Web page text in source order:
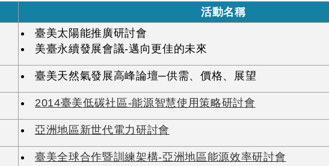
活動名稱
臺美太陽能推廣研討會
美臺永續發展會議-邁向更佳的未來
臺美天然氣發展高峰論壇─供需、價格、展望
2014臺美低碳社區-能源智慧使用策略研討會
亞洲地區新世代電力研討會
臺美全球合作暨訓練架構-亞洲地區能源效率研討會